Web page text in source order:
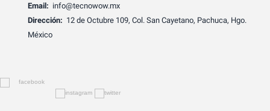
Email: info@tecnowow.mx
Dirección: 12 de Octubre 109, Col. San Cayetano, Pachuca, Hgo.
México